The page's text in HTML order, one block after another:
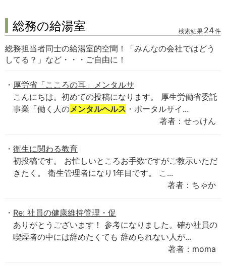
総務の給湯室 検索結果 24件
総務担当者同士の給湯室的空間！「みんなの会社ではどう
してる？」など・・・ご自由に！
厚労省「こころの耳」メンタルサ
こんにちは。初めての投稿になります。 厚生労働省委託
事業「働く人のメンタルヘルス ・ポータルサイ...
著者：せっけん
衛生に関わる教育
初投稿です。 お忙しいところお手数ですがご教示いただ
きたく。 衛生管理者になり1年目です。 こ...
著者：ちゃか
Re: 社員の健康維持管理・促
ありがとうございます！ 参考になりました。確か社員の
喫煙者の中には辞めたくても 辞められない人が...
著者：moma